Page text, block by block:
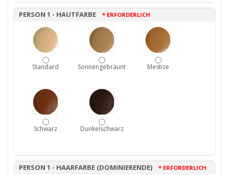
PERSON 1 - HAUTFARBE * ERFORDERLICH
Standard Sonnengebräunt Mestize
Schwarz Dunkelschwarz
PERSON 1 - HAARFARBE (DOMINIERENDE) * ERFORDERLICH